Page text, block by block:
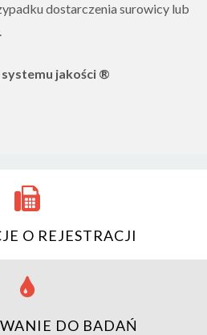
dostarczenia surowicy lub
jakości ®
O REJESTRACJI
DO BADAŃ